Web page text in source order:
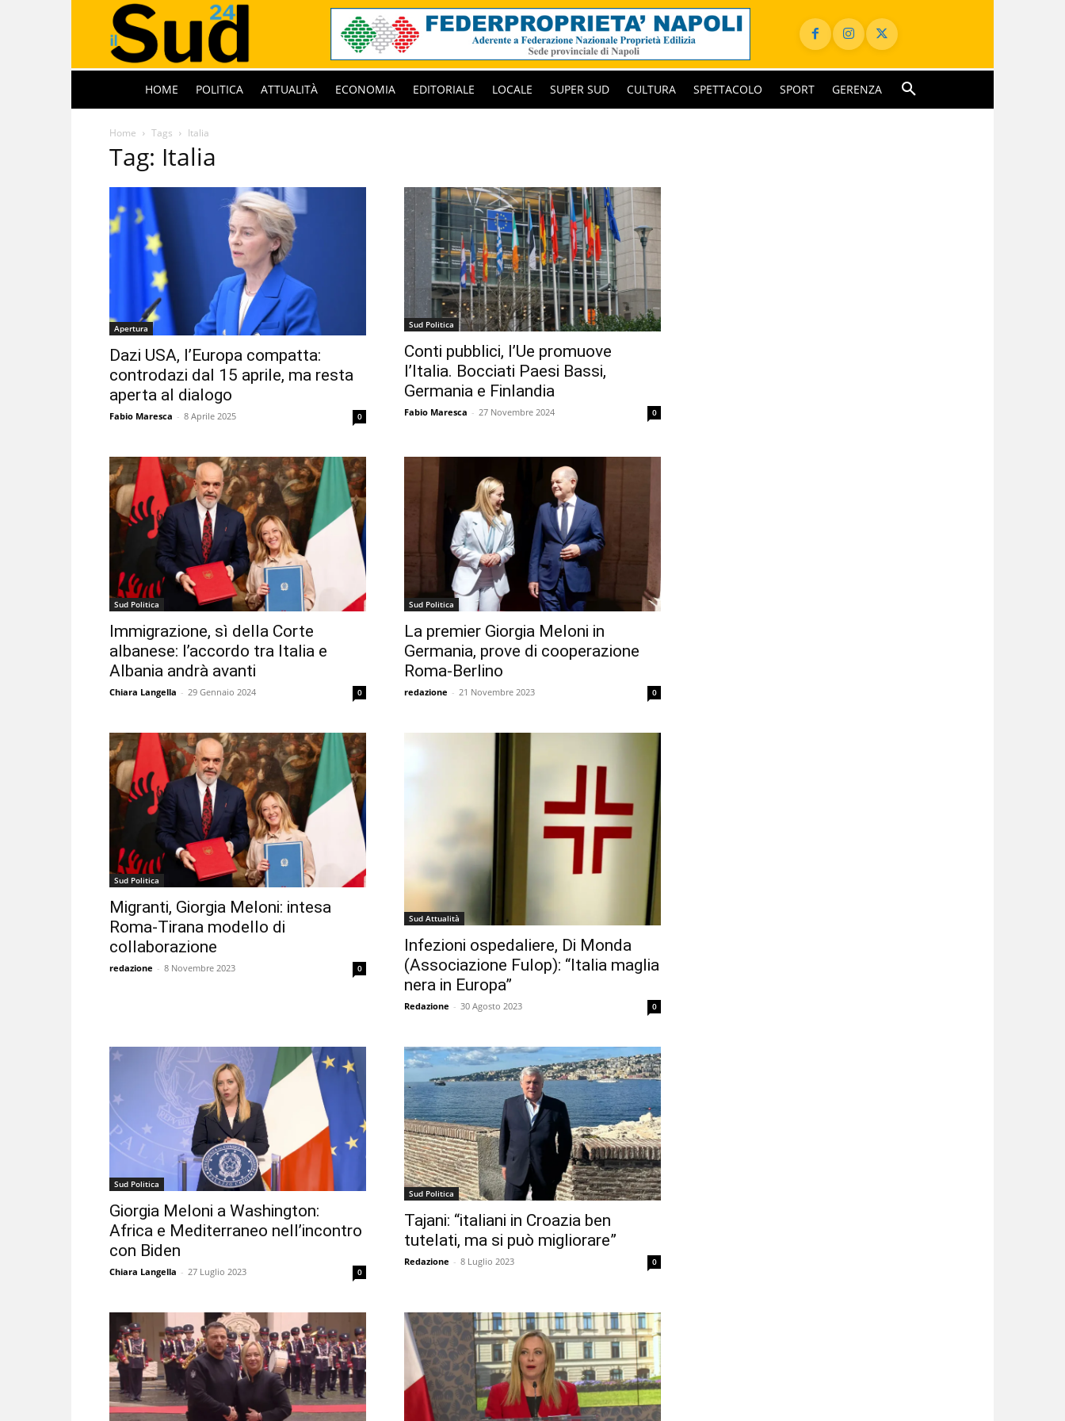
HOME POLITICA ATTUALITÀ ECONOMIA EDITORIALE LOCALE SUPER SUD CULTURA SPETTACOLO SPORT GERENZA
Home Tags Italia
Tag: Italia
Apertura
Dazi USA, l’Europa compatta:
controdazi dal 15 aprile, ma resta
aperta al dialogo
Fabio Maresca - 8 Aprile 2025 0
Sud Politica
Conti pubblici, l’Ue promuove
l’Italia. Bocciati Paesi Bassi,
Germania e Finlandia
Fabio Maresca - 27 Novembre 2024 0
Sud Politica
Immigrazione, sì della Corte
albanese: l’accordo tra Italia e
Albania andrà avanti
Chiara Langella - 29 Gennaio 2024 0
Sud Politica
La premier Giorgia Meloni in
Germania, prove di cooperazione
Roma-Berlino
redazione - 21 Novembre 2023 0
Sud Politica
Migranti, Giorgia Meloni: intesa
Roma-Tirana modello di
collaborazione
redazione - 8 Novembre 2023 0
Sud Attualità
Infezioni ospedaliere, Di Monda
(Associazione Fulop): “Italia maglia
nera in Europa”
Redazione - 30 Agosto 2023 0
Sud Politica
Giorgia Meloni a Washington:
Africa e Mediterraneo nell’incontro
con Biden
Chiara Langella - 27 Luglio 2023 0
Sud Politica
Tajani: “italiani in Croazia ben
tutelati, ma si può migliorare”
Redazione - 8 Luglio 2023 0